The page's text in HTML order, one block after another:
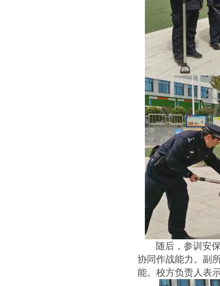
随后，参训安
协同作战能力。 副
能。校方负责人表